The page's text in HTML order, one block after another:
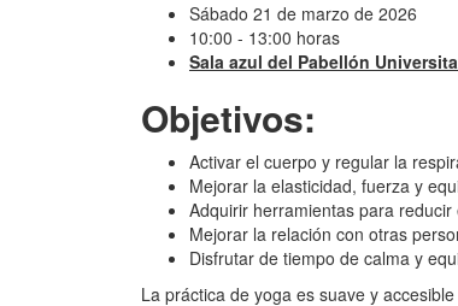
Sábado 21 de marzo de 2026
10:00 - 13:00 horas
Sala azul del Pabellón
Objetivos:
Activar el cuerpo y regular la
Mejorar la elasticidad, fuerza y
Adquirir herramientas para
Mejorar la relación con otras
Disfrutar de tiempo de calma y
La práctica de yoga es suave y